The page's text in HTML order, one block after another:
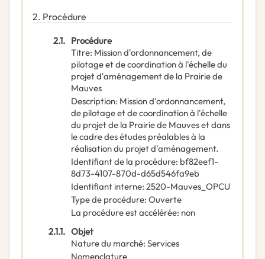
2. Procédure
2.1. Procédure
Titre: Mission d'ordonnancement, de
pilotage et de coordination à l'échelle du
projet d'aménagement de la Prairie de
Mauves
Description: Mission d'ordonnancement,
de pilotage et de coordination à l'échelle
du projet de la Prairie de Mauves et dans
le cadre des études préalables à la
réalisation du projet d'aménagement.
Identifiant de la procédure: bf82eef1-
8d73-4107-870d-d65d546fa9eb
Identifiant interne: 2520-Mauves_OPCU
Type de procédure: Ouverte
La procédure est accélérée: non
2.1.1. Objet
Nature du marché: Services
Nomenclature